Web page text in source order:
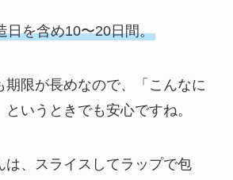
日を含め10〜20日間。
期限が長めなので、「こんなに
いうときでも安心ですね。
は、スライスしてラップで包